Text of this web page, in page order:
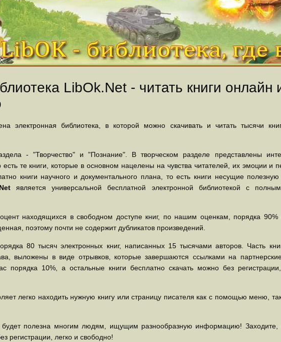
LibOk.Net - читать книги онлайн
электронная библиотека, в которой можно скачивать и читать тысячи
- "Творчество" и "Познание". В творческом разделе представлены
есть те книги, которые в основном нацелены на чувства читателей, их эмоции и
книги научного и документального плана, то есть книги несущие
является универсальной бесплатной электронной библиотекой с
находящихся в свободном доступе книг, по нашим оценкам, порядка 90%
поэтому почти не содержит дубликатов произведений.
80 тысяч электронных книг, написанных 15 тысячами авторов. Часть
выложены в виде отрывков, которые завершаются ссылками на
порядка 10%, а остальные книги бесплатно скачать можно без
легко находить нужную книгу или страницу писателя как с помощью меню,
будет полезна многим людям, ищущим разнообразную информацию! Заходите,
регистрации, легко и свободно!